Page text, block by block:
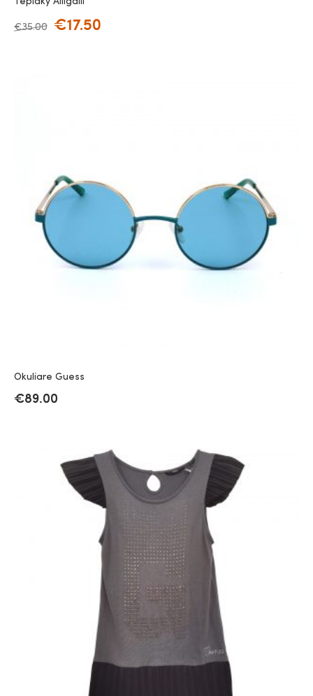
€35.00 €17.50
Okuliare Guess
€89.00